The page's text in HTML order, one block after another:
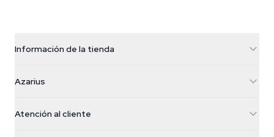
Información de la tienda
Galvaniweg 11
Nederland
Azarius
Atención al cliente